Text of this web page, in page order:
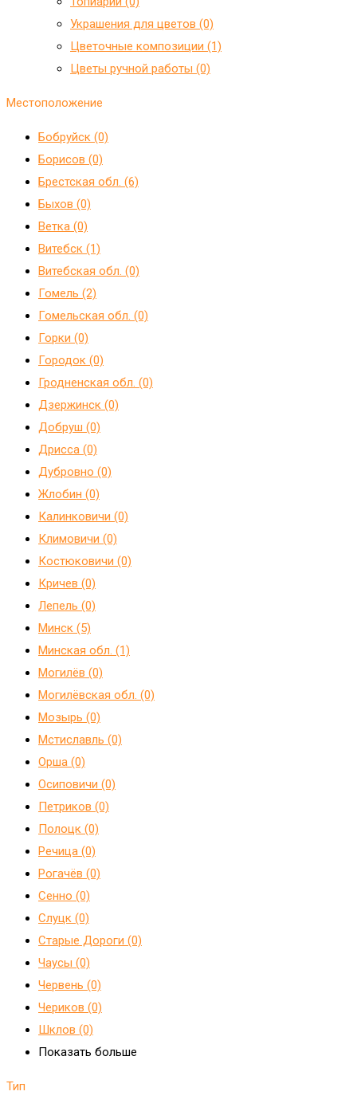
Украшения для цветов (0)
Цветочные композиции (1)
Цветы ручной работы (0)
Местоположение
Бобруйск (0)
Борисов (0)
Брестская обл. (6)
Быхов (0)
Ветка (0)
Витебск (1)
Витебская обл. (0)
Гомель (2)
Гомельская обл. (0)
Горки (0)
Городок (0)
Гродненская обл. (0)
Дзержинск (0)
Добруш (0)
Дрисса (0)
Дубровно (0)
Жлобин (0)
Калинковичи (0)
Климовичи (0)
Костюковичи (0)
Кричев (0)
Лепель (0)
Минск (5)
Минская обл. (1)
Могилёв (0)
Могилёвская обл. (0)
Мозырь (0)
Мстиславль (0)
Орша (0)
Осиповичи (0)
Петриков (0)
Полоцк (0)
Речица (0)
Рогачёв (0)
Сенно (0)
Слуцк (0)
Старые Дороги (0)
Чаусы (0)
Червень (0)
Чериков (0)
Шклов (0)
Показать больше
Тип